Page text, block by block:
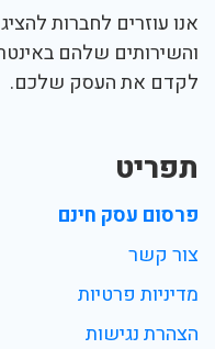
אנו עוזרים לחברות
והשירותים שלהם
לקדם את העסק שלכם.
תפריט
פרסום עסק חינם
צור קשר
מדיניות פרטיות
הצהרת נגישות